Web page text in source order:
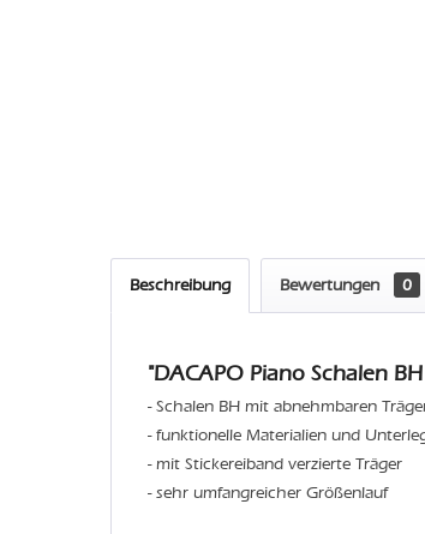
Beschreibung Bewertungen 0
"DACAPO Piano Schalen
- Schalen BH mit abnehmbaren
- funktionelle Materialien und
- mit Stickereiband verzierte Träger
- sehr umfangreicher Größenlauf